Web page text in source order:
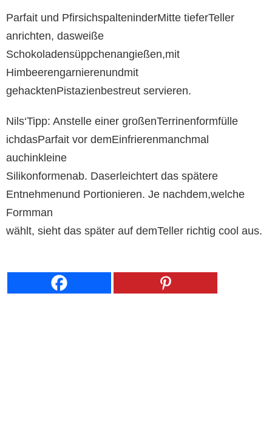
Parfait und PfirsichspalteninderMitte tieferTeller
anrichten, dasweiße
Schokoladensüppchenangießen,mit
Himbeerengarnierenundmit
gehacktenPistazienbestreut servieren.
Nils‘Tipp: Anstelle einer großenTerrinenformfülle
ichdasParfait vor demEinfrierenmanchmal
auchinkleine
Silikonformenab. Daserleichtert das spätere
Entnehmenund Portionieren. Je nachdem,welche
Formman
wählt, sieht das später auf demTeller richtig cool aus.